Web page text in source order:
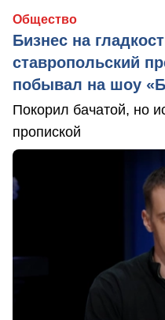
Общество
Бизнес на
ставропольский
побывал на шоу
Покорил бачатой, но
пропиской